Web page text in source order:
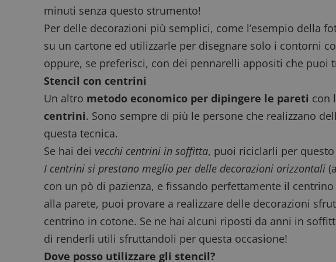
minuti senza questo strumento!
Per delle decorazioni più semplici, come l’esempio della
su un cartone ed utilizzarle per disegnare solo i contorni
oppure, se preferisci, con dei pennarelli appositi che puoi
Stencil con centrini
Un altro metodo economico per dipingere le pareti con
centrini. Sono sempre di più le persone che realizzano
questa tecnica.
Se hai dei vecchi centrini in soffitta, puoi riciclarli per
I centrini si prestano meglio per delle decorazioni orizzontali
con un pò di pazienza, e fissando perfettamente il
alla parete, puoi provare a realizzare delle decorazioni
centrino in cotone. Se ne hai alcuni riposti da anni in
di renderli utili sfruttandoli per questa occasione!
Dove posso utilizzare gli stencil?
FCCDCF
.dimmicosacerchi.it
.dimmicosacerchi.it